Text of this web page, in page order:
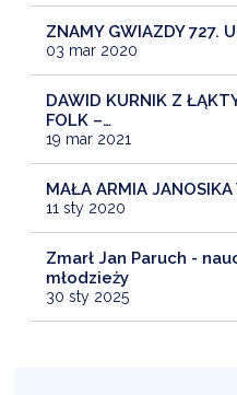
ZNAMY GWIAZDY 727.
03 mar 2020
DAWID KURNIK Z
FOLK –…
19 mar 2021
MAŁA ARMIA
11 sty 2020
Zmarł Jan Paruch -
młodzieży
30 sty 2025